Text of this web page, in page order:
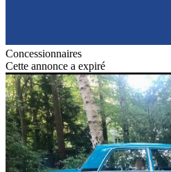
Concessionnaires
Cette annonce a expiré